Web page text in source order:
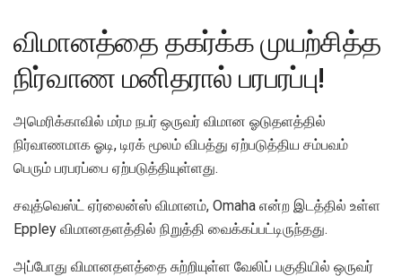
விமானத்தை தகர்க்க முயற்சித்த
நிர்வாண மனிதரால் பரபரப்பு!
அமெரிக்காவில் மர்ம நபர் ஒருவர் விமான ஓடுதளத்தில்
நிர்வாணமாக ஓடி, டிரக் மூலம் விபத்து ஏற்படுத்திய சம்பவம்
பெரும் பரபரப்பை ஏற்படுத்தியுள்ளது.
சவுத்வெஸ்ட் ஏர்லைன்ஸ் விமானம், Omaha என்ற இடத்தில் உள்ள
Eppley விமானதளத்தில் நிறுத்தி வைக்கப்பட்டிருந்தது.
அப்போது விமானதளத்தை சுற்றியுள்ள வேலிப் பகுதியில் ஒருவர்